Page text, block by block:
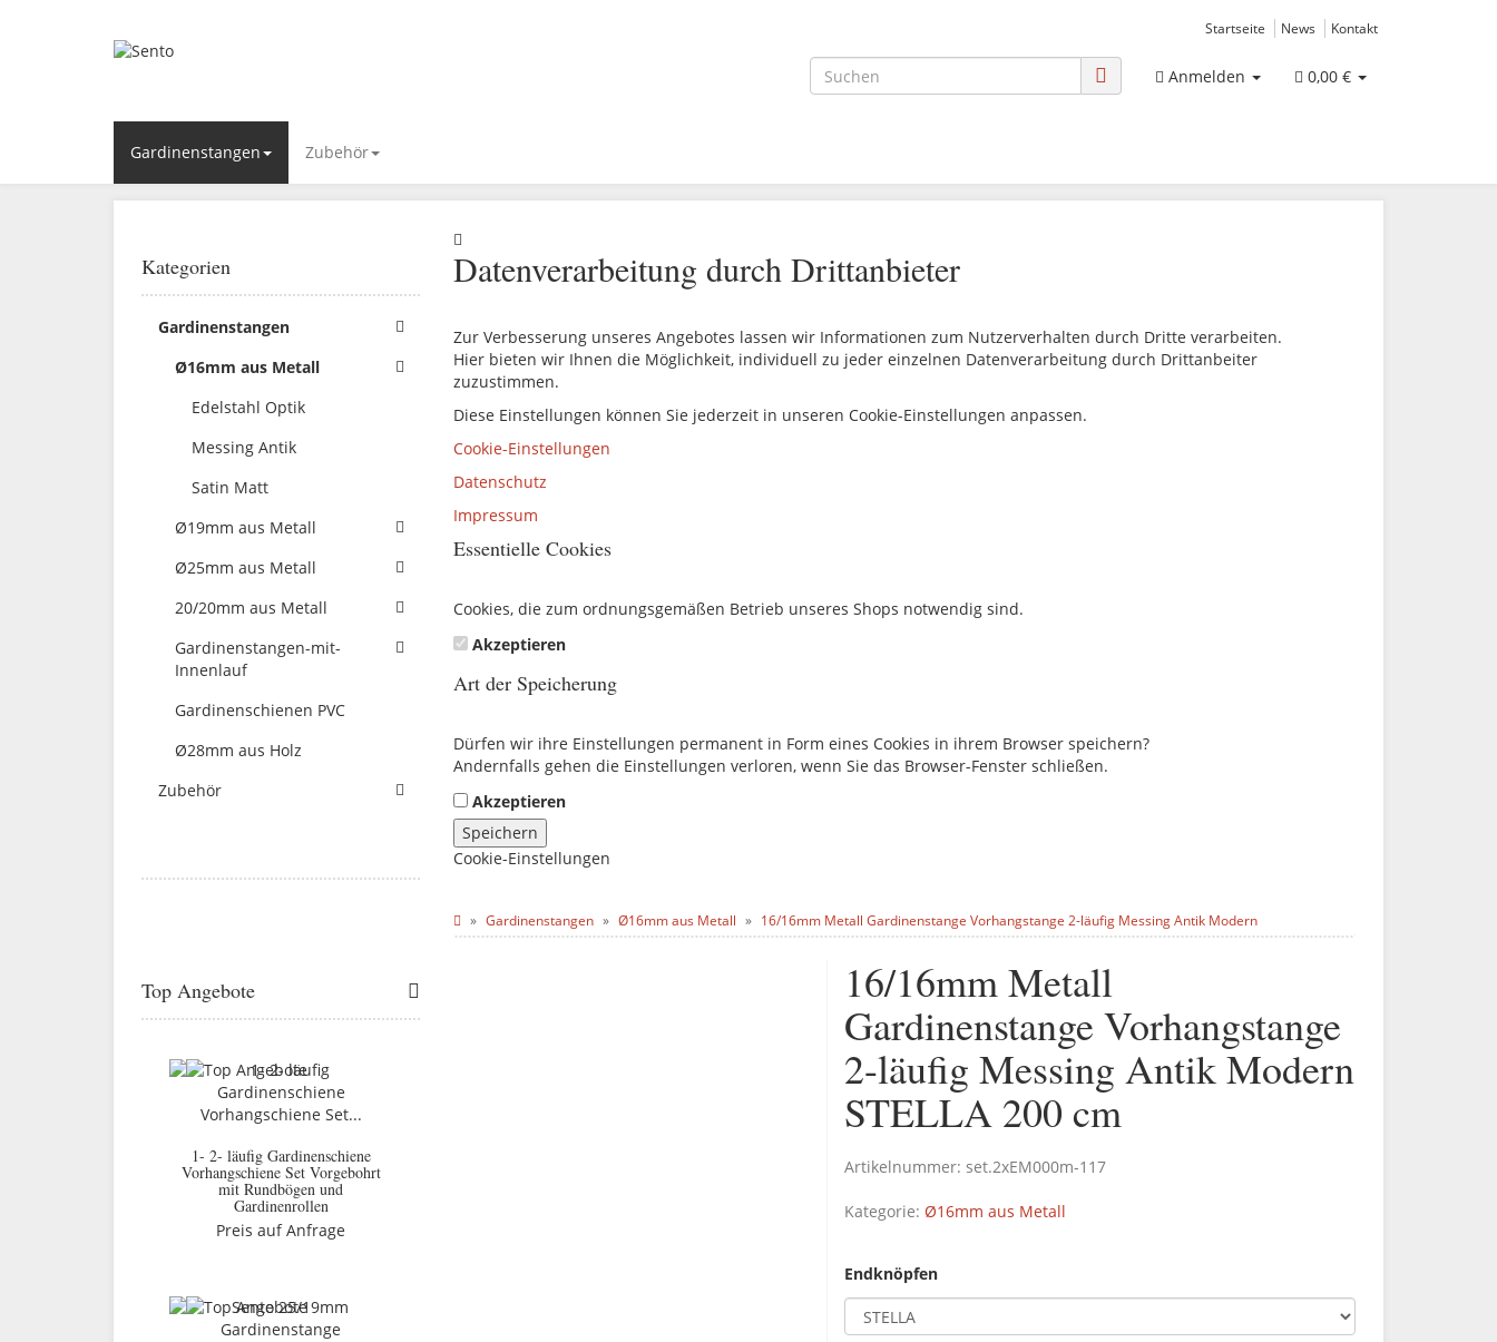
Startseite News Kontakt
Anmelden 0,00 €
Gardinenstangen Zubehör
Datenverarbeitung durch Drittanbieter
Zur Verbesserung unseres Angebotes lassen wir Informationen zum Nutzerverhalten durch Dritte verarbeiten.
Hier bieten wir Ihnen die Möglichkeit, individuell zu jeder einzelnen Datenverarbeitung durch Drittanbeiter
zuzustimmen.
Diese Einstellungen können Sie jederzeit in unseren Cookie-Einstellungen anpassen.
Cookie-Einstellungen
Datenschutz
Impressum
Essentielle Cookies
Cookies, die zum ordnungsgemäßen Betrieb unseres Shops notwendig sind.
Akzeptieren
Art der Speicherung
Dürfen wir ihre Einstellungen permanent in Form eines Cookies in ihrem Browser speichern?
Andernfalls gehen die Einstellungen verloren, wenn Sie das Browser-Fenster schließen.
Akzeptieren
Speichern
Cookie-Einstellungen
Gardinenstangen Ø16mm aus Metall 16/16mm Metall Gardinenstange Vorhangstange 2-läufig Messing Antik Modern
16/16mm Metall
Gardinenstange Vorhangstange
2-läufig Messing Antik Modern
STELLA 200 cm
Artikelnummer: set.2xEM000m-117
Kategorie: Ø16mm aus Metall
Endknöpfen
Kategorien
Gardinenstangen
Ø16mm aus Metall
Edelstahl Optik
Messing Antik
Satin Matt
Ø19mm aus Metall
Ø25mm aus Metall
20/20mm aus Metall
Gardinenstangen-mit-
Innenlauf
Gardinenschienen PVC
Ø28mm aus Holz
Zubehör
Top Angebote
1- 2- läufig Gardinenschiene
Vorhangschiene Set Vorgebohrt
mit Rundbögen und
Gardinenrollen
Preis auf Anfrage